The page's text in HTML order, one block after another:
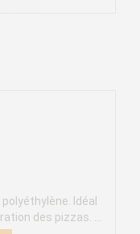
Idéal
des pizzas. ...